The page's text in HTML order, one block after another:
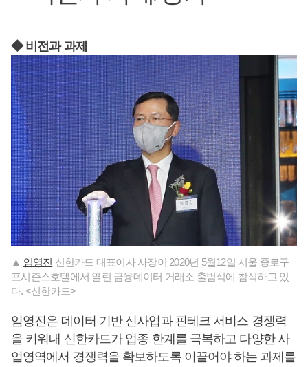
◆ 비전과 과제
▲ 임영진 신한카드 대표이사 사장이 2020년 5월12일 서울 종로구
포시즌스호텔에서 열린 금융데이터 거래소 출범식에 참석하고 있
다. <신한카드>
임영진은 데이터 기반 신사업과 핀테크 서비스 경쟁력
을 키워내 신한카드가 업종 한계를 극복하고 다양한 사
업영역에서 경쟁력을 확보하도록 이끌어야 하는 과제를